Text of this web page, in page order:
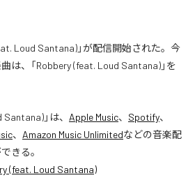
Loud Santana)」が配信開始された。今
は、「Robbery (feat. Loud Santana)」を
Santana)」は、 Apple Music、 Spotify、
、 Amazon Music Unlimitedなどの音楽配
きる。
(feat. Loud Santana)